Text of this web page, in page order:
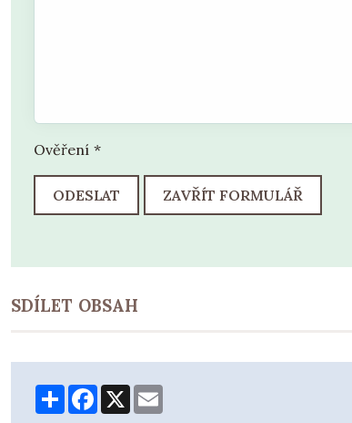
Ověření *
ODESLAT ZAVŘÍT FORMULÁŘ
SDÍLET OBSAH
ShareFacebook
X